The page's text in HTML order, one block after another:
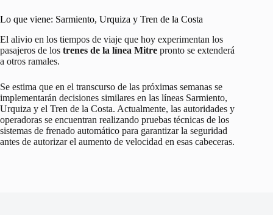
Lo que viene: Sarmiento, Urquiza y Tren de la Costa
El alivio en los tiempos de viaje que hoy experimentan los
pasajeros de los trenes de la línea Mitre pronto se extenderá
a otros ramales.
Se estima que en el transcurso de las próximas semanas se
implementarán decisiones similares en las líneas Sarmiento,
Urquiza y el Tren de la Costa. Actualmente, las autoridades y
operadoras se encuentran realizando pruebas técnicas de los
sistemas de frenado automático para garantizar la seguridad
antes de autorizar el aumento de velocidad en esas cabeceras.